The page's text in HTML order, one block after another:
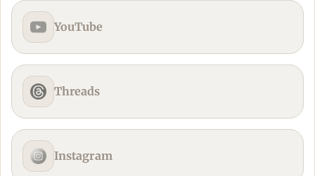
YouTube
Threads
Instagram